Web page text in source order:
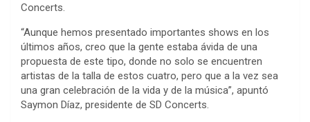
Concerts.
“Aunque hemos presentado importantes shows en los
últimos años, creo que la gente estaba ávida de una
propuesta de este tipo, donde no solo se encuentren
artistas de la talla de estos cuatro, pero que a la vez sea
una gran celebración de la vida y de la música”, apuntó
Saymon Díaz, presidente de SD Concerts.